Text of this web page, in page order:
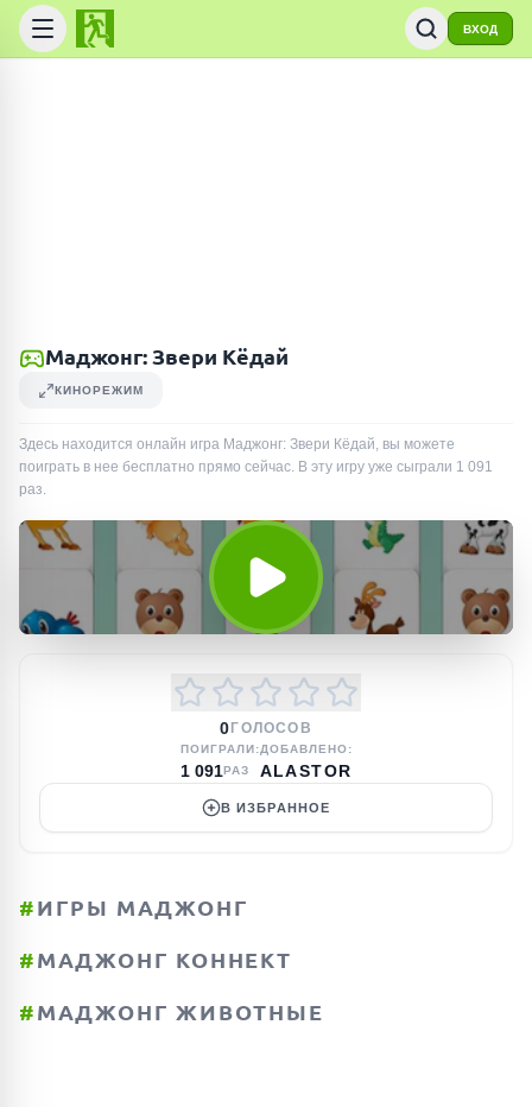
ВХОД
Маджонг: Звери Кёдай
КИНОРЕЖИМ
Здесь находится онлайн игра Маджонг: Звери Кёдай, вы можете
поиграть в нее бесплатно прямо сейчас. В эту игру уже сыграли 1 091
раз.
0 ГОЛОСОВ
ПОИГРАЛИ:
1 091РАЗ
ДОБАВЛЕНО:
ALASTOR
В ИЗБРАННОЕ
#ИГРЫ МАДЖОНГ
#МАДЖОНГ КОННЕКТ
#МАДЖОНГ ЖИВОТНЫЕ